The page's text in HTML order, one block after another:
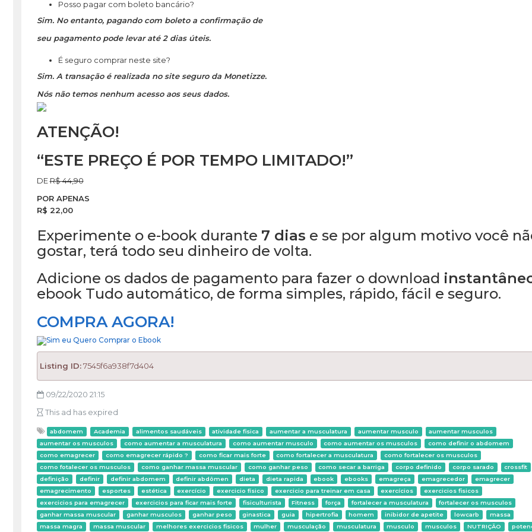
Posso pagar com boleto bancário?
Sim. No entanto, pagando com boleto a confirmação de
seu pagamento pode levar até 2 dias úteis.
É seguro comprar neste site?
Sim. A transação é realizada no site seguro da Monetizze.
Nós não temos nenhum acesso aos seus dados.
ATENÇÃO!
“ESTE PREÇO É POR TEMPO LIMITADO!”
DER$ 44,90
POR APENAS
R$ 22,00
Experimente o e-book durante 7 dias e se por algum motivo você
gostar, terá todo seu dinheiro de volta.
Adicione os dados de pagamento para fazer o download
ebook Tudo automático, de forma simples, rápido, fácil e seguro.
COMPRA AGORA!
Listing ID:7545f6a938f7d404
09/22/2020 21:15
This ad has expired
abdomem Academia alimentos saudáveis atividade fisica aumentar a musculatura aumentar musculo
aumentar musculos
aumentar os musculos
como aumentar a musculatura como aumentar musculo como aumentar os musculos
como definir o abdomem
como emagrecer
como emagrecer rápido ? como ficar mais forte como fortalecer a musculatura
como fortalecer os musculos
como fotalecer os musculos
como ganhar massa muscular como ganhar peso como secar a barriga corpo definido corpo sarado
crossfit
definição
definir definir abdomem definir abdômen dieta dieta rapida ebook ebooks emagreça emagrecedor
emagrecer
emagrecimento
esportes estética exercício exercicio físico exercicio para treinar em casa exercícios
exercicios fisicos
exercicios para emagrecer
exercicios para ficar mais forte fisiculturista Fitness força fortalecer a musculatura
fortalecer os musculos
ganhar massa muscular
ganhar musculos ganhar peso ginastica guia hipertrofia homem inibidor de apetite lowcarb
massa
massa magra
massa muscular melhores exercicios fisicos mulher musculação musculatura musculo musculos NUTRIÇÃO